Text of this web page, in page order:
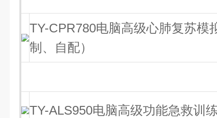
TY-CPR780电脑高级心肺复苏模
制、自配）
TY-ALS950电脑高级功能急救训